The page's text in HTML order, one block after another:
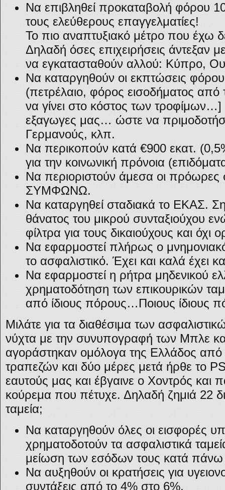
Να επιβληθεί προκαταβολή φόρου
τους ελεύθερους επαγγελματίες!
Το πιο αναπτυξιακό μέτρο που έχω
Δηλαδή όσες επιχειρήσεις άντεξαν
να εγκατασταθούν αλλού: Κύπρο,
Να καταργηθούν οι εκπτώσεις φόρου
(πετρέλαιο, φόρος εισοδήματος από
να γίνει στο κόστος των τροφίμων…]
εξαγωγες μας… ώστε να
Γερμανούς, κλπ.
Να περικοπούν κατά €900 εκατ.
για την κοινωνική πρόνοια
Να περιοριστούν άμεσα οι
ΣΥΜΦΩΝΩ.
Να καταργηθεί σταδιακά το ΕΚΑΣ.
θάνατος του μικρού συνταξιούχου
φίλτρα για τους δικαιούχους και όχι
Να εφαρμοστεί πλήρως ο
το ασφαλιστικό. Έχει και καλά έχει
Να εφαρμοστεί η ρήτρα μηδενικού
χρηματοδότηση των επικουρικών
από ίδιους πόρους…Ποιους ίδιους
Μιλάτε για τα διαθέσιμα των
νύχτα με την συνυπογραφή των Μπλε
αγοράστηκαν ομόλογα της Ελλάδος από
τραπεζών και δύο μέρες μετά ήρθε το
εαυτούς μας και έβγαινε ο Χοντρός και
κούρεμα που πέτυχε. Δηλαδή ζημιά 22
ταμεία;
Να καταργηθούν όλες οι εισφορές
χρηματοδοτούν τα ασφαλιστικά
μείωση των εσόδων τους κατά
Να αυξηθούν οι κρατήσεις για
συντάξεις από το 4% στο 6%.